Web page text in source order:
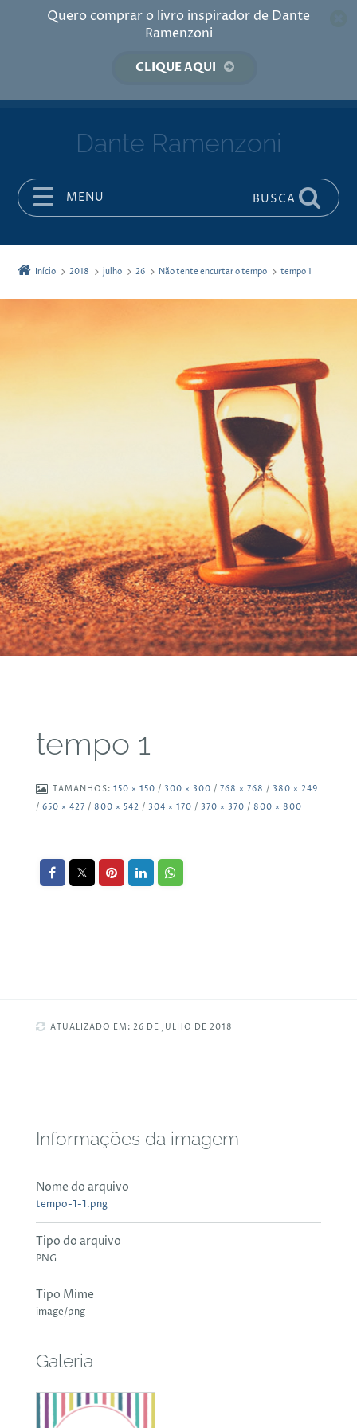
Quero comprar o livro inspirador de Dante
Ramenzoni
CLIQUE AQUI
Dante Ramenzoni
MENU BUSCA
Início 2018 julho 26 Não tente encurtar o tempo tempo 1
tempo 1
TAMANHOS: 150 × 150 / 300 × 300 / 768 × 768 / 380 × 249
/ 650 × 427 / 800 × 542 / 304 × 170 / 370 × 370 / 800 × 800
ATUALIZADO EM: 26 DE JULHO DE 2018
Informações da imagem
Nome do arquivo
tempo-1-1.png
Tipo do arquivo
PNG
Tipo Mime
image/png
Galeria